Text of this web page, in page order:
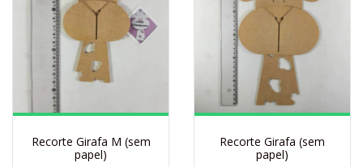
Recorte Girafa M (sem
papel)
Recorte Girafa (sem
papel)